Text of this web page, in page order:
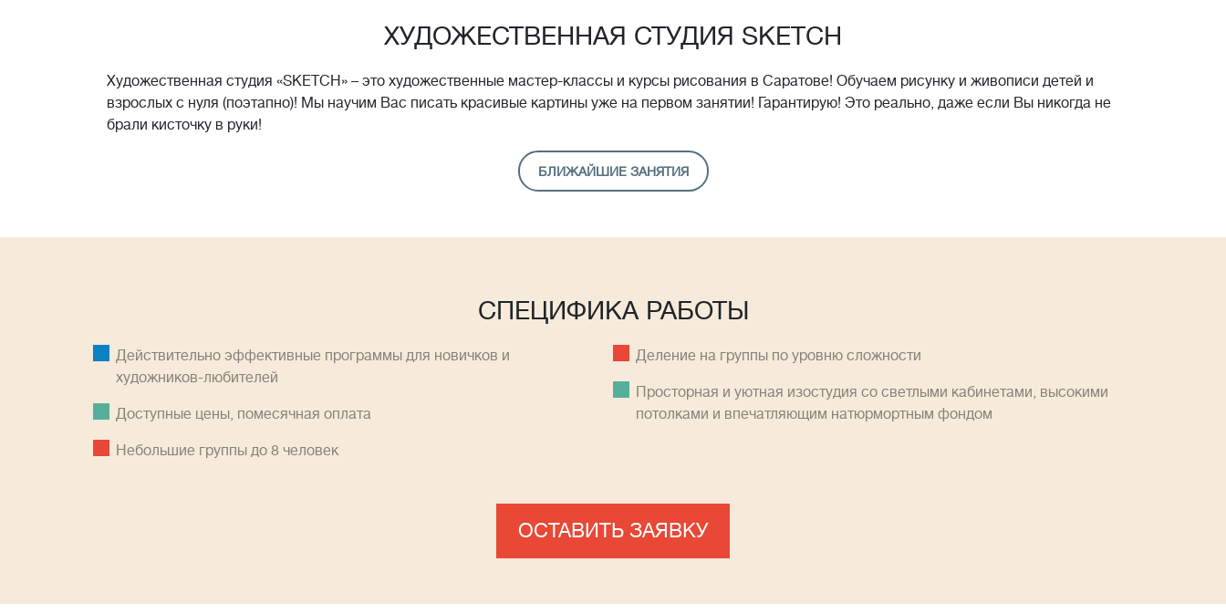
ХУДОЖЕСТВЕННАЯ СТУДИЯ SKETCH
Художественная студия «SKETCH» – это художественные мастер-классы и курсы рисования в Саратове! Обучаем рисунку и живописи детей и
взрослых с нуля (поэтапно)! Мы научим Вас писать красивые картины уже на первом занятии! Гарантирую! Это реально, даже если Вы никогда не
брали кисточку в руки!
БЛИЖАЙШИЕ ЗАНЯТИЯ
СПЕЦИФИКА РАБОТЫ
Действительно эффективные программы для новичков и
художников-любителей
Доступные цены, помесячная оплатa
Небольшие группы до 8 человек
Деление на группы по уровню сложности
Просторная и уютная изостудия со светлыми кабинетами, высокими
потолками и впечатляющим натюрмортным фондом
ОСТАВИТЬ ЗАЯВКУ